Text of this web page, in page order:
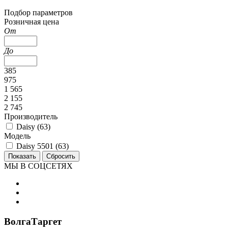
Подбор параметров
Розничная цена
От
До
385
975
1 565
2 155
2 745
Производитель
Daisy (63)
Модель
Daisy 5501 (63)
МЫ В СОЦСЕТЯХ
ВолгаТаргет